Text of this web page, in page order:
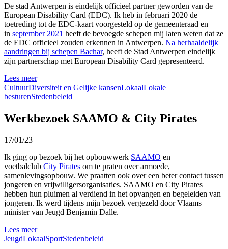
De stad Antwerpen is eindelijk officieel partner geworden van de
European Disability Card (EDC). Ik heb in februari 2020 de
toetreding tot de EDC-kaart voorgesteld op de gemeenteraad en
in september 2021 heeft de bevoegde schepen mij laten weten dat ze
de EDC officieel zouden erkennen in Antwerpen. Na herhaaldelijk
aandringen bij schepen Bachar, heeft de Stad Antwerpen eindelijk
zijn partnerschap met European Disability Card gepresenteerd.
Lees meer
CultuurDiversiteit en Gelijke kansenLokaalLokale
besturenStedenbeleid
Werkbezoek SAAMO & City Pirates
17/01/23
Ik ging op bezoek bij het opbouwwerk SAAMO en
voetbalclub City Pirates om te praten over armoede,
samenlevingsopbouw. We praatten ook over een beter contact tussen
jongeren en vrijwilligersorganisaties. SAAMO en City Pirates
hebben hun pluimen al verdiend in het opvangen en begeleiden van
jongeren. Ik werd tijdens mijn bezoek vergezeld door Vlaams
minister van Jeugd Benjamin Dalle.
Lees meer
JeugdLokaalSportStedenbeleid